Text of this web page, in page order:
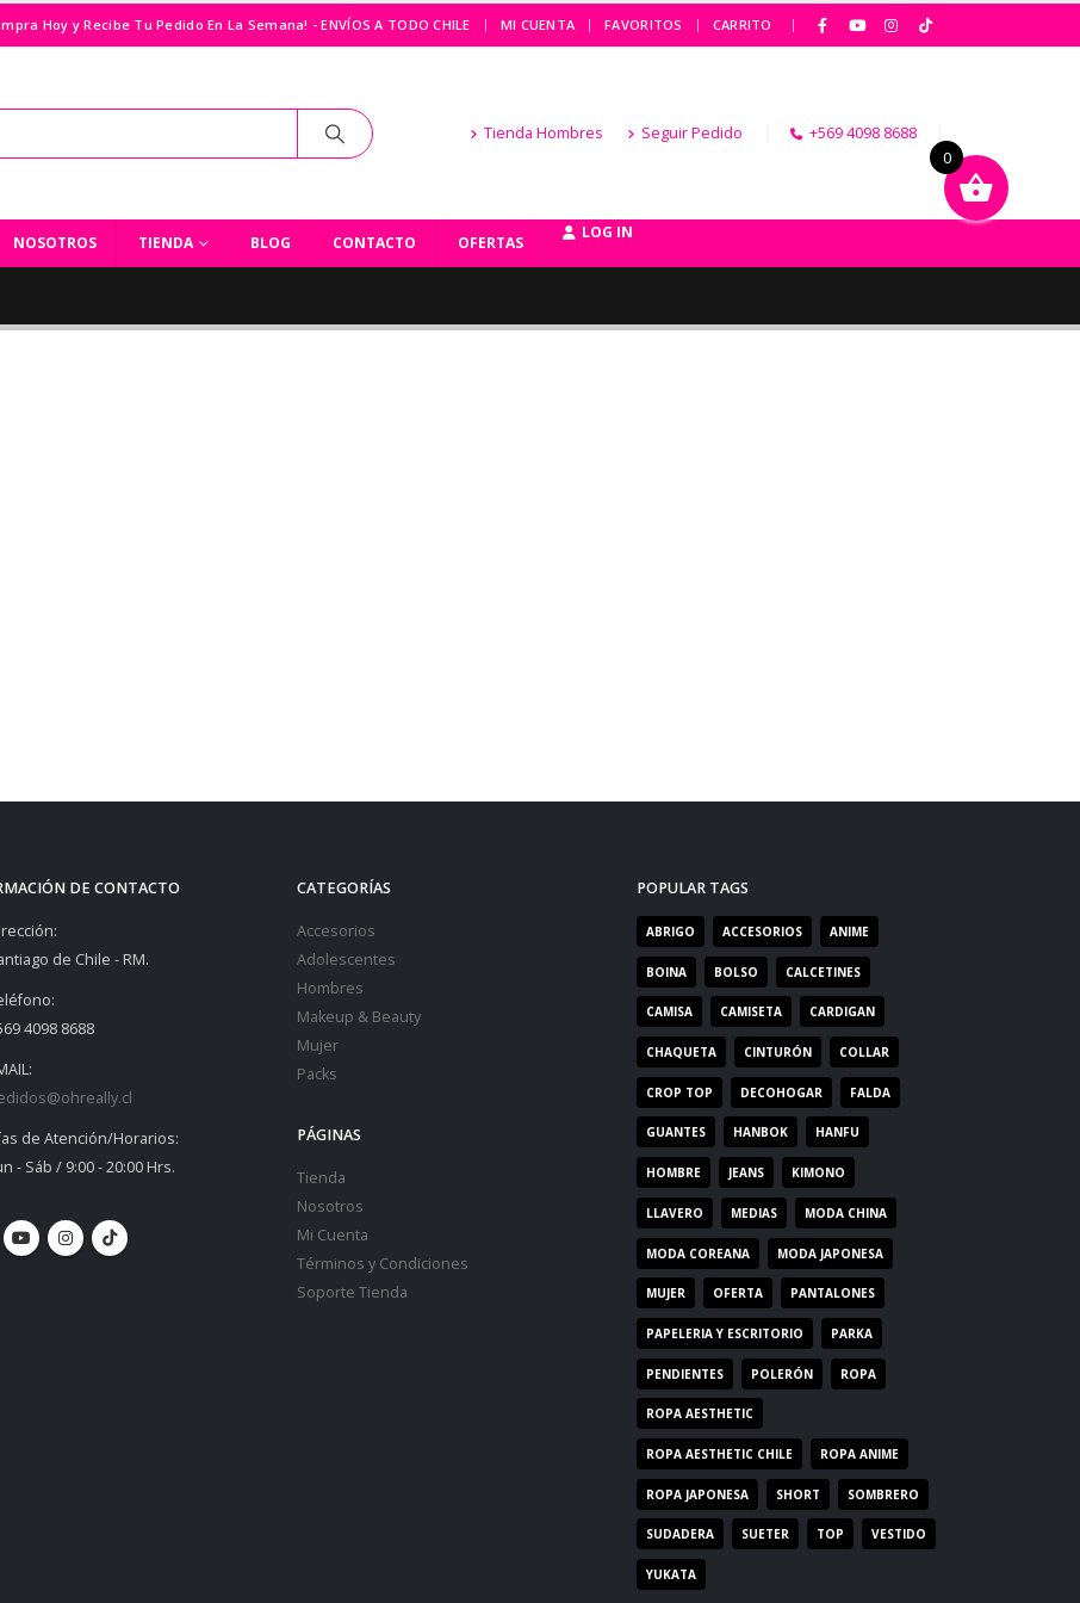
Hoy y Recibe Tu Pedido En La Semana! - ENVÍOS A TODO CHILE | MI CUENTA FAVORITOS CARRITO |
Tienda Hombres Seguir Pedido +569 4098 8688
NOSOTROS TIENDA BLOG CONTACTO OFERTAS
LOG IN
DE CONTACTO
de Chile - RM.
4098 8688
de Atención/Horarios:
- Sáb / 9:00 - 20:00 Hrs.
CATEGORÍAS
Accesorios
Adolescentes
Hombres
Makeup & Beauty
Mujer
Packs
PÁGINAS
Tienda
Nosotros
Mi Cuenta
Términos y Condiciones
Soporte Tienda
POPULAR TAGS
ABRIGO ACCESORIOS ANIME
BOINA BOLSO CALCETINES
CAMISA CAMISETA CARDIGAN
CHAQUETA CINTURÓN COLLAR
CROP TOP DECOHOGAR FALDA
GUANTES HANBOK HANFU
HOMBRE JEANS KIMONO
LLAVERO MEDIAS MODA CHINA
MODA COREANA MODA JAPONESA
MUJER OFERTA PANTALONES
PAPELERIA Y ESCRITORIO PARKA
PENDIENTES POLERÓN ROPA
ROPA AESTHETIC
ROPA AESTHETIC CHILE ROPA ANIME
ROPA JAPONESA SHORT SOMBRERO
SUDADERA SUETER TOP VESTIDO
YUKATA
0